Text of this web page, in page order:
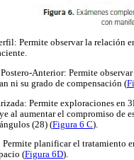
Permite observar la relación
Anterior: Permite
ni su grado de compensación (
Permite exploraciones en
al aumentar el compromiso de
(28) (Figura 6 C).
Permite planificar el tratamiento
(Figura 6D).